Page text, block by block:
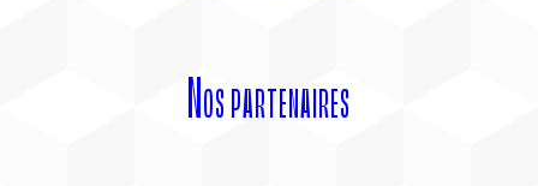
Nos partenaires